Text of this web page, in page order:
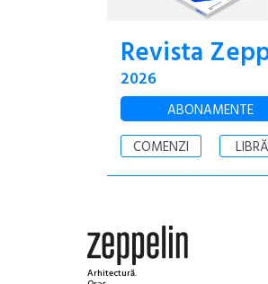
Revista
2026
ABONAMENTE
COMENZI
Arhitectură.